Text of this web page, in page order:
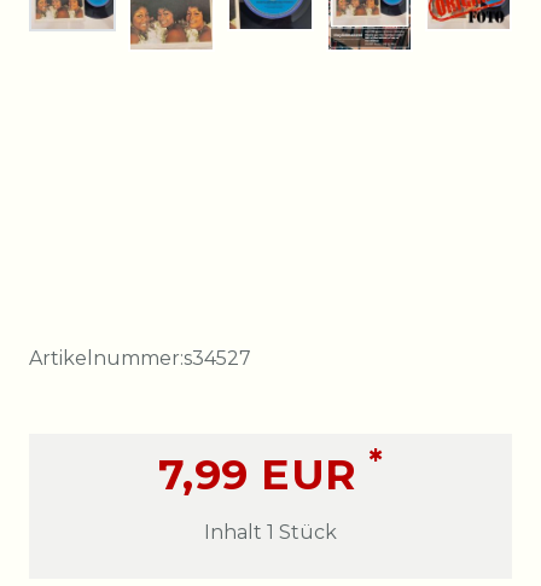
Artikelnummer:s34527
7,99 EUR *
Inhalt 1 Stück